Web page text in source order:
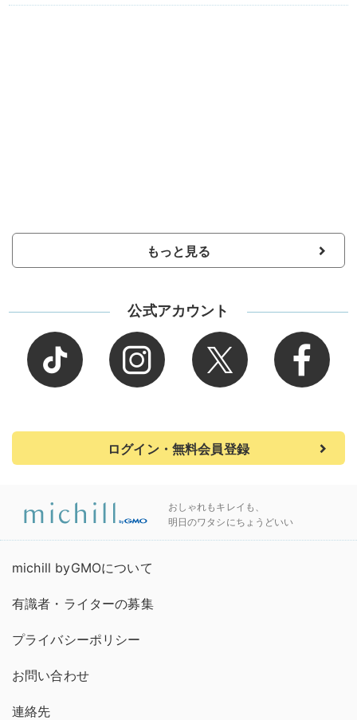
もっと見る
公式アカウント
ログイン・無料会員登録
おしゃれもキレイも、
明日のワタシにちょうどいい
michill byGMOについて
有識者・ライターの募集
プライバシーポリシー
お問い合わせ
連絡先